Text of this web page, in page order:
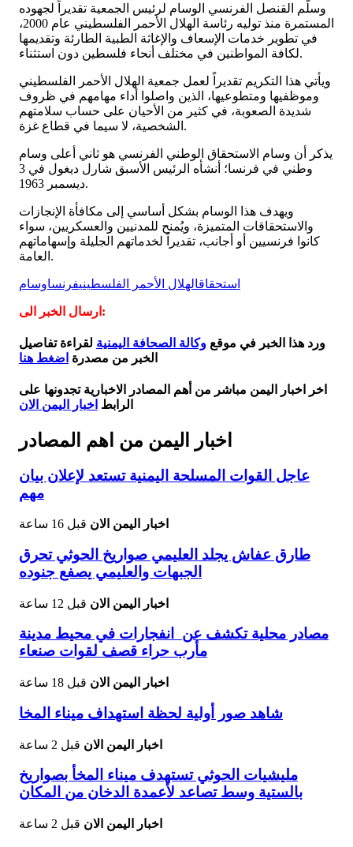
وسلّم القنصل الفرنسي الوسام لرئيس الجمعية تقديراً لجهوده
المستمرة منذ توليه رئاسة الهلال الأحمر الفلسطيني عام 2000،
في تطوير خدمات الإسعاف والإغاثة الطبية الطارئة وتقديمها
لكافة المواطنين في مختلف أنحاء فلسطين دون استثناء.
ويأتي هذا التكريم تقديراً لعمل جمعية الهلال الأحمر الفلسطيني
وموظفيها ومتطوعيها، الذين واصلوا أداء مهامهم في ظروف
شديدة الصعوبة، في كثير من الأحيان على حساب سلامتهم
الشخصية، لا سيما في قطاع غزة.
يذكر أن وسام الاستحقاق الوطني الفرنسي هو ثاني أعلى وسام
وطني في فرنسا؛ أنشأه الرئيس الأسبق شارل ديغول في 3
ديسمبر 1963.
ويهدف هذا الوسام بشكل أساسي إلى مكافأة الإنجازات
والاستحقاقات المتميزة، ويُمنح للمدنيين والعسكريين، سواء
كانوا فرنسيين أو أجانب، تقديراً لخدماتهم الجليلة وإسهاماتهم
العامة.
استحقاقالهلال الأحمر الفلسطينيفرنساوسام
ارسال الخبر الى:
ورد هذا الخبر في موقع وكالة الصحافة اليمنية لقراءة تفاصيل
الخبر من مصدرة اضغط هنا
اخر اخبار اليمن مباشر من أهم المصادر الاخبارية تجدونها على
الرابط اخبار اليمن الان
اخبار اليمن من اهم المصادر
عاجل القوات المسلحة اليمنية تستعد لإعلان بيان
مهم
اخبار اليمن الان قبل 16 ساعة
طارق عفاش يجلد العليمي صواريخ الحوثي تحرق
الجبهات والعليمي يصفع جنوده
اخبار اليمن الان قبل 12 ساعة
مصادر محلية تكشف عن انفجارات في محيط مدينة
مأرب حراء قصف لقوات صنعاء
اخبار اليمن الان قبل 18 ساعة
شاهد صور أولية لحظة استهداف ميناء المخا
اخبار اليمن الان قبل 2 ساعة
مليشيات الحوثي تستهدف ميناء المخأ بصواريخ
بالستية وسط تصاعد لأعمدة الدخان من المكان
اخبار اليمن الان قبل 2 ساعة